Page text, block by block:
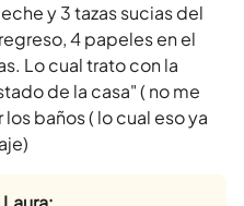
y 3 tazas sucias del
4 papeles en el
Lo cual trato con la
de la casa" ( no me
baños ( lo cual eso ya